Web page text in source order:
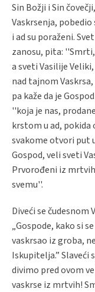
Sin Božji i Sin
Vaskrsenja,
i ad su poraženi.
zanosu, pita:
a sveti Vasilije
nad tajnom
pa kaže da je
''koja je nas,
krstom u ad, pokida
svakome otvori put
Gospod, veli sveti
Prvorođeni iz
svemu''.
Diveći se čudesnom
„Gospode, kako si
vaskrsao iz groba,
Iskupitelja.” Slaveći
divimo pred ovom
vaskrse iz mrtvih!